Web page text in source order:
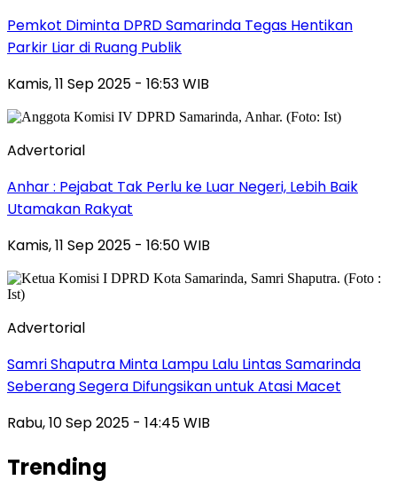
Pemkot Diminta DPRD Samarinda Tegas Hentikan
Parkir Liar di Ruang Publik
Kamis, 11 Sep 2025 - 16:53 WIB
Advertorial
Anhar : Pejabat Tak Perlu ke Luar Negeri, Lebih Baik
Utamakan Rakyat
Kamis, 11 Sep 2025 - 16:50 WIB
Advertorial
Samri Shaputra Minta Lampu Lalu Lintas Samarinda
Seberang Segera Difungsikan untuk Atasi Macet
Rabu, 10 Sep 2025 - 14:45 WIB
Trending